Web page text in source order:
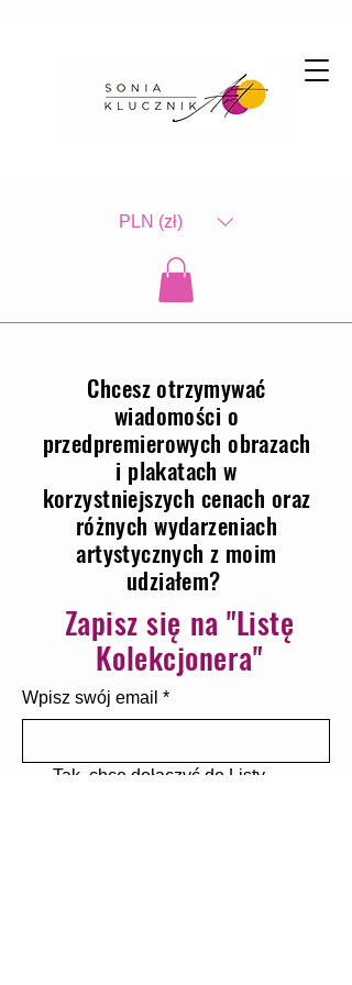
PLN (zł)
Chcesz otrzymywać
wiadomości o
przedpremierowych obrazach
i plakatach w
korzystniejszych cenach oraz
różnych wydarzeniach
artystycznych z moim
udziałem?
Zapisz się na "Listę
Kolekcjonera"
Wpisz swój email *
Tak, chcę dołączyć do Listy